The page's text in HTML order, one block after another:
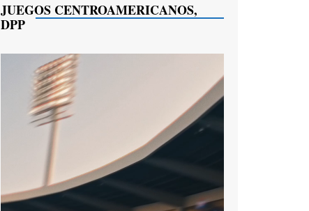
JUEGOS CENTROAMERICANOS,
DPP
Reproductor